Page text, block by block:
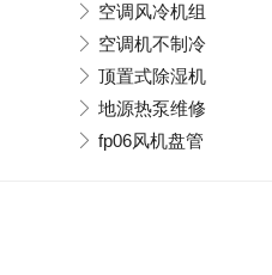
空调风冷机组
空调机不制冷
顶置式除湿机
地源热泵维修
fp06风机盘管